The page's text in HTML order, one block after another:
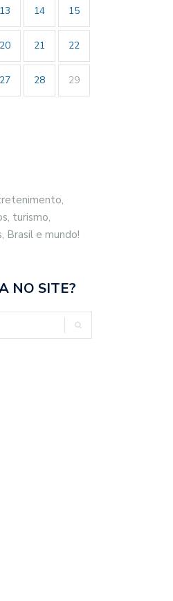
13 14 15
20 21 22
27 28 29
turismo,
Brasil e mundo!
NO SITE?